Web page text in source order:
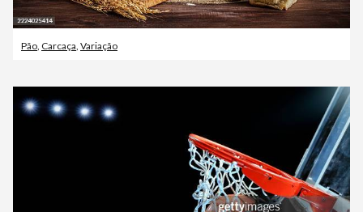
Pão Carcaça Variação